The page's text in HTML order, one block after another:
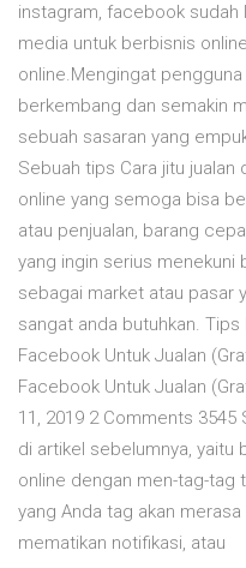
instagram, facebook sudah
media untuk berbisnis
online.Mengingat
berkembang dan semakin
sebuah sasaran yang
Sebuah tips Cara jitu
online yang semoga bisa
atau penjualan, barang
yang ingin serius menekuni
sebagai market atau pasar
sangat anda butuhkan. Tips
Facebook Untuk Jualan
Facebook Untuk Jualan
11, 2019 2 Comments
di artikel sebelumnya, yaitu
online dengan men-tag-tag
yang Anda tag akan
mematikan notifikasi, atau